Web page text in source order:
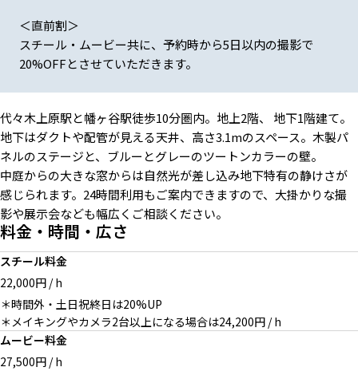
レトロチックな階段
も
＜直前割＞
スチール・ムービー共に、予約時から5日以内の撮影で
20%OFFとさせていただきます。
代々木上原駅と幡ヶ谷駅徒歩10分圏内。地上2階、 地下1階建て。
地下はダクトや配管が見える天井、高さ3.1mのスペース。木製パ
ネルのステージと、ブルーとグレーのツートンカラーの壁。
中庭からの大きな窓からは自然光が差し込み地下特有の静けさが
感じられます。24時間利用もご案内できますので、大掛かりな撮
影や展示会なども幅広くご相談ください。
料金・時間・広さ
スチール料金
22,000円 / h
＊時間外・土日祝終日は20%UP
＊メイキングやカメラ2台以上になる場合は24,200円 / h
ムービー料金
27,500円 / h